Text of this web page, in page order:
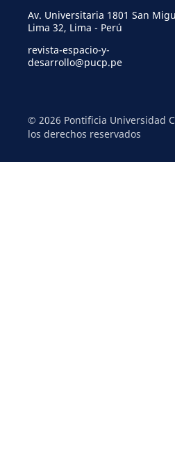
Av. Universitaria 1801 San
Lima 32, Lima - Perú
revista-espacio-y-
desarrollo@pucp.pe
© 2026 Pontificia Universidad
los derechos reservados